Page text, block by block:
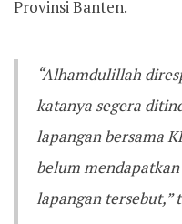
Provinsi Banten.
“Alhamdulillah
katanya segera
lapangan bersama
belum
lapangan tersebut,”